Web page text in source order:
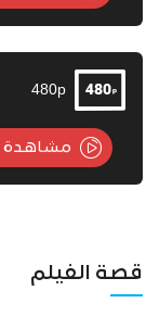
480p
مشاهدة
قصة الفيلم